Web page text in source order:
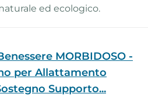
ed ecologico.
MORBIDOSO -
per Allattamento
Supporto...